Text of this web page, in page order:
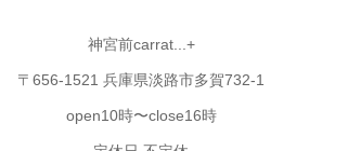
神宮前carrat...+
〒656-1521 兵庫県淡路市多賀732-1
open10時〜close16時